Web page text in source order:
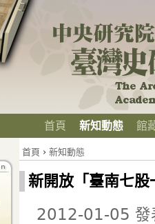
首頁 新知動態 館
首頁 › 新知動態
新開放「臺南七
2012-01-05 發